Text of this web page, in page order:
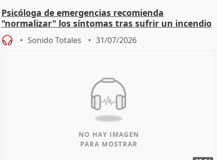
Psicóloga de emergencias recomienda
"normalizar" los síntomas tras sufrir un incendio
Sonido Totales 31/07/2026